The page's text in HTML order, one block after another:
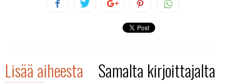
Lisää aiheesta Samalta kirjoittajalta